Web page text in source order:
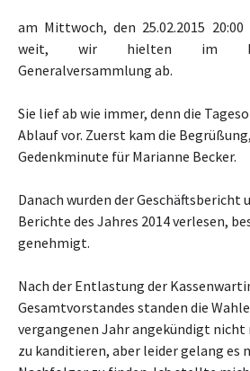
am Mittwoch, den 25.02.2015
weit, wir hielten im
Generalversammlung ab.
Sie lief ab wie immer, denn die
Ablauf vor. Zuerst kam die
Gedenkminute für Marianne Becker.
Danach wurden der Geschäftsbericht
Berichte des Jahres 2014 verlesen,
genehmigt.
Nach der Entlastung der
Gesamtvorstandes standen die
vergangenen Jahr angekündigt nicht
zu kanditieren, aber leider gelang es